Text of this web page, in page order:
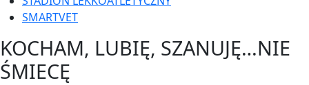
SMARTVET
KOCHAM, LUBIĘ, SZANUJĘ…NIE
ŚMIECĘ